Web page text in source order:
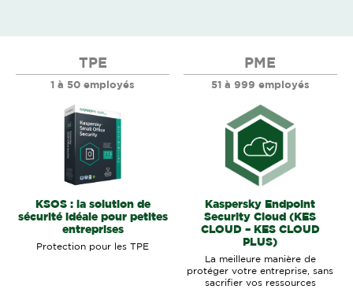
TPE
1 à 50 employés
KSOS : la solution de
sécurité idéale pour petites
entreprises
Protection pour les TPE
PME
51 à 999 employés
Kaspersky Endpoint
Security Cloud (KES
CLOUD – KES CLOUD
PLUS)
La meilleure manière de
protéger votre entreprise, sans
sacrifier vos ressources